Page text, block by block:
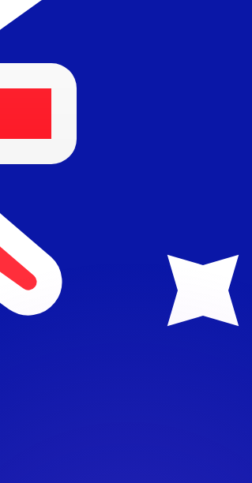
i informationssyfte. Du kommer